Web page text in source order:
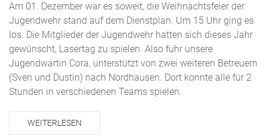
Am 01. Dezember war es soweit, die Weihnachtsfeier der
Jugendwehr stand auf dem Dienstplan. Um 15 Uhr ging es
los. Die Mitglieder der Jugendwehr hatten sich dieses Jahr
gewünscht, Lasertag zu spielen. Also fuhr unsere
Jugendwartin Cora, unterstützt von zwei weiteren Betreuern
(Sven und Dustin) nach Nordhausen. Dort konnte alle für 2
Stunden in verschiedenen Teams spielen.
WEITERLESEN